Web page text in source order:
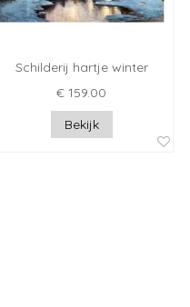
Schilderij hartje winter
€ 159.00
Bekijk